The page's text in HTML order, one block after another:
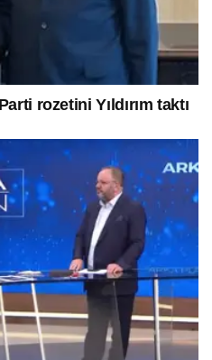
rozetini Yıldırım taktı